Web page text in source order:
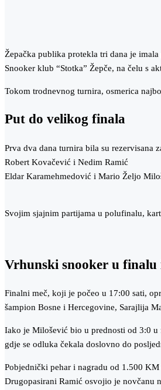
Žepačka publika protekla tri dana je
Snooker klub “Stotka” Žepče, na čelu s
Tokom trodnevnog turnira, osmerica
​Put do velikog finala
​Prva dva dana turnira bila su
​Robert Kovačević i Nedim Ramić
​Eldar Karamehmedović i Mario Željo
​Svojim sjajnim partijama u polufinalu,
​Vrhunski snooker u
​Finalni meč, koji je počeo u 17:00 sati,
šampion Bosne i Hercegovine, Sarajlija
Iako je Milošević bio u prednosti od 3:0
gdje se odluka čekala doslovno do
​Pobjednički pehar i nagradu od 1.500
Drugopasirani Ramić osvojio je novčanu